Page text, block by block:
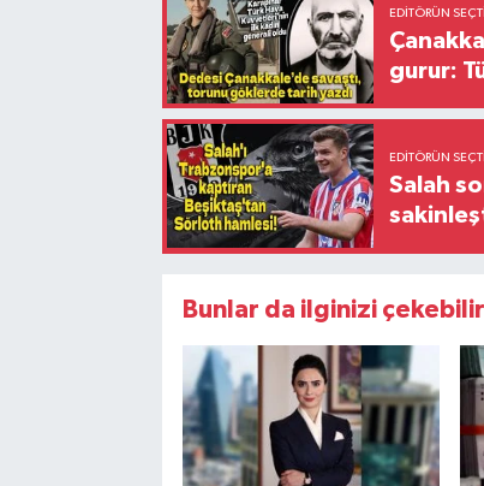
EDITÖRÜN
gurur:
EDITÖRÜN
Salah
Bunlar da ilginizi çekebilir